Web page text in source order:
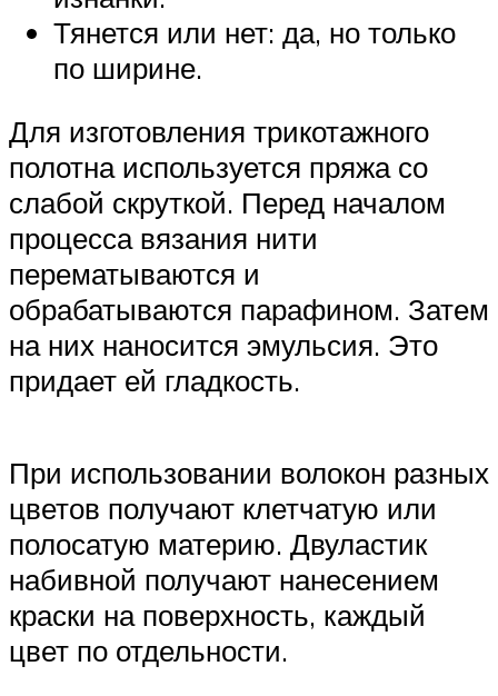
Тянется или нет: да, но только
по ширине.
Для изготовления трикотажного
полотна используется пряжа со
слабой скруткой. Перед началом
процесса вязания нити
перематываются и
обрабатываются парафином. Затем
на них наносится эмульсия. Это
придает ей гладкость.
При использовании волокон разных
цветов получают клетчатую или
полосатую материю. Двуластик
набивной получают нанесением
краски на поверхность, каждый
цвет по отдельности.